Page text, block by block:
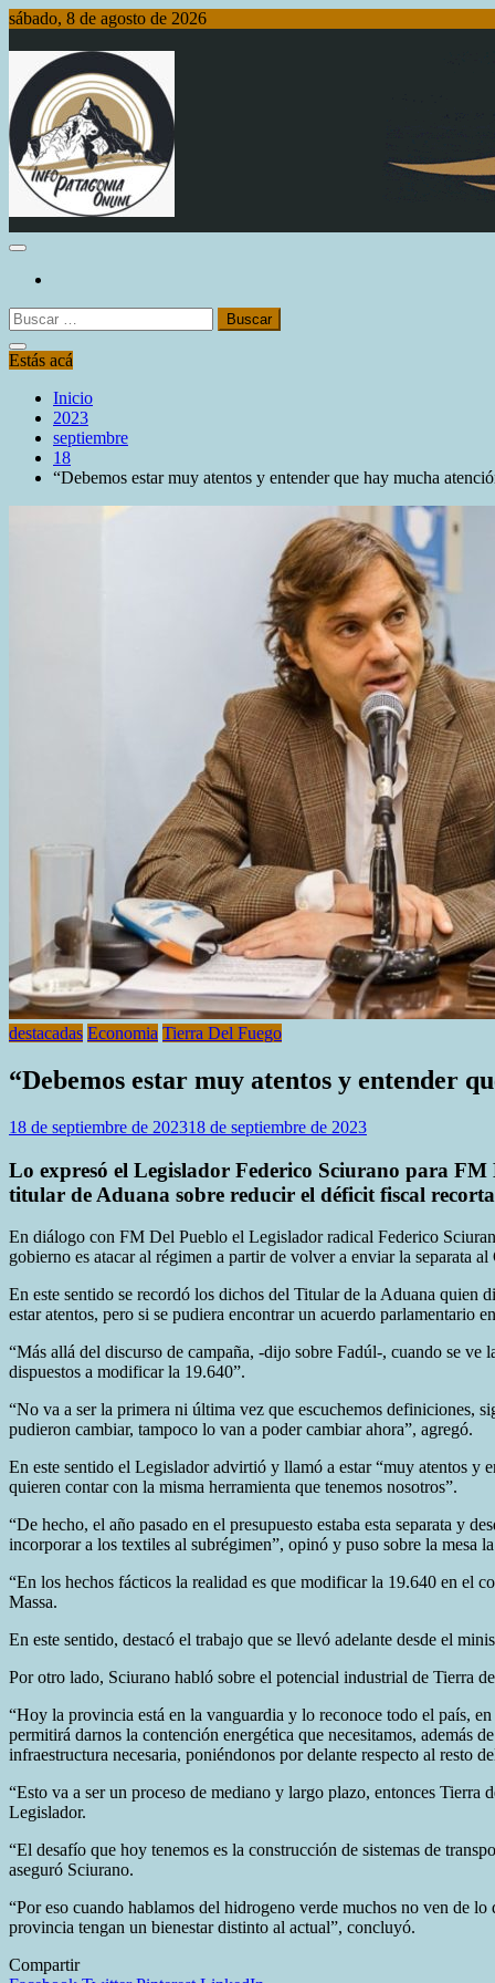
Saltar
contenido
sábado, 8 de agosto de 2026
Info Patagonia Online
Buscar:
Estás acá
Inicio
2023
septiembre
18
“Debemos estar muy atentos y entender que hay mucha
destacadas Economia Tierra Del Fuego
“Debemos estar muy atentos y entender
18 de septiembre de 202318 de septiembre de 2023
Lo expresó el Legislador Federico Sciurano para
titular de Aduana sobre reducir el déficit fiscal
En diálogo con FM Del Pueblo el Legislador radical Federico
gobierno es atacar al régimen a partir de volver a enviar la separata
En este sentido se recordó los dichos del Titular de la Aduana quien
estar atentos, pero si se pudiera encontrar un acuerdo parlamentario
“Más allá del discurso de campaña, -dijo sobre Fadúl-, cuando se
dispuestos a modificar la 19.640”.
“No va a ser la primera ni última vez que escuchemos definiciones,
pudieron cambiar, tampoco lo van a poder cambiar ahora”, agregó.
En este sentido el Legislador advirtió y llamó a estar “muy atentos
quieren contar con la misma herramienta que tenemos nosotros”.
“De hecho, el año pasado en el presupuesto estaba esta separata y
incorporar a los textiles al subrégimen”, opinó y puso sobre la mesa
“En los hechos fácticos la realidad es que modificar la 19.640 en el
Massa.
En este sentido, destacó el trabajo que se llevó adelante desde el
Por otro lado, Sciurano habló sobre el potencial industrial de Tierra
“Hoy la provincia está en la vanguardia y lo reconoce todo el país,
permitirá darnos la contención energética que necesitamos, además
infraestructura necesaria, poniéndonos por delante respecto al resto
“Esto va a ser un proceso de mediano y largo plazo, entonces Tierra
Legislador.
“El desafío que hoy tenemos es la construcción de sistemas de
aseguró Sciurano.
“Por eso cuando hablamos del hidrogeno verde muchos no ven de
provincia tengan un bienestar distinto al actual”, concluyó.
Compartir